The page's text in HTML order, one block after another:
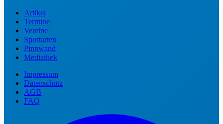
Artikel
Termine
Vereine
Sportarten
Pinnwand
Mediathek
Impressum
Datenschutz
AGB
FAQ